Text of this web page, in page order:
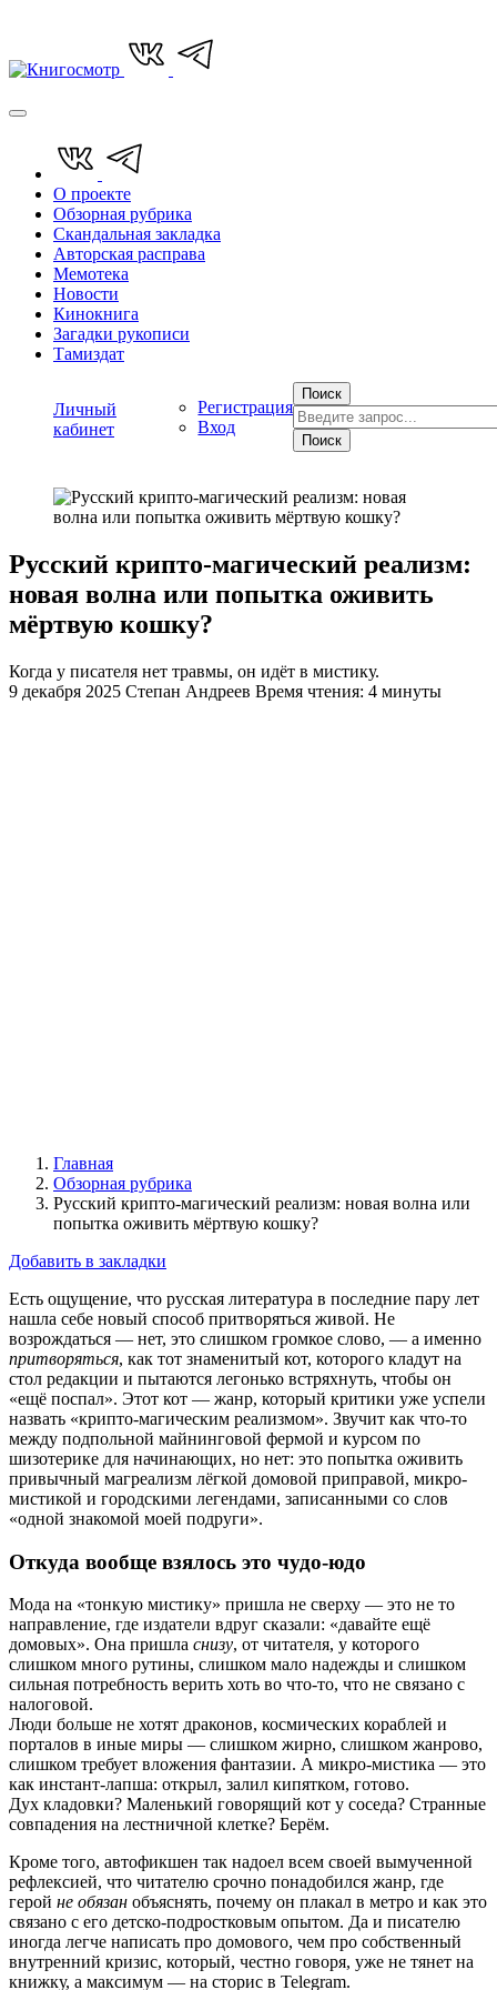
О проекте
Обзорная рубрика
Скандальная закладка
Авторская расправа
Мемотека
Новости
Кинокнига
Загадки рукописи
Тамиздат
Личный
кабинет
Регистрация
Вход
Поиск
Поиск
Русский крипто-магический реализм:
новая волна или попытка оживить
мёртвую кошку?
Когда у писателя нет травмы, он идёт в мистику.
9 декабря 2025 Степан Андреев Время чтения: 4 минуты
Главная
Обзорная рубрика
Русский крипто-магический реализм: новая волна или
попытка оживить мёртвую кошку?
Добавить в закладки
Есть ощущение, что русская литература в последние пару лет
нашла себе новый способ притворяться живой. Не
возрождаться — нет, это слишком громкое слово, — а именно
притворяться, как тот знаменитый кот, которого кладут на
стол редакции и пытаются легонько встряхнуть, чтобы он
«ещё поспал». Этот кот — жанр, который критики уже успели
назвать «крипто-магическим реализмом». Звучит как что-то
между подпольной майнинговой фермой и курсом по
шизотерике для начинающих, но нет: это попытка оживить
привычный магреализм лёгкой домовой приправой, микро-
мистикой и городскими легендами, записанными со слов
«одной знакомой моей подруги».
Откуда вообще взялось это чудо-юдо
Мода на «тонкую мистику» пришла не сверху — это не то
направление, где издатели вдруг сказали: «давайте ещё
домовых». Она пришла снизу, от читателя, у которого
слишком много рутины, слишком мало надежды и слишком
сильная потребность верить хоть во что-то, что не связано с
налоговой.
Люди больше не хотят драконов, космических кораблей и
порталов в иные миры — слишком жирно, слишком жанрово,
слишком требует вложения фантазии. А микро-мистика — это
как инстант-лапша: открыл, залил кипятком, готово.
Дух кладовки? Маленький говорящий кот у соседа? Странные
совпадения на лестничной клетке? Берём.
Кроме того, автофикшен так надоел всем своей вымученной
рефлексией, что читателю срочно понадобился жанр, где
герой не обязан объяснять, почему он плакал в метро и как это
связано с его детско-подростковым опытом. Да и писателю
иногда легче написать про домового, чем про собственный
внутренний кризис, который, честно говоря, уже не тянет на
книжку, а максимум — на сторис в Telegram.